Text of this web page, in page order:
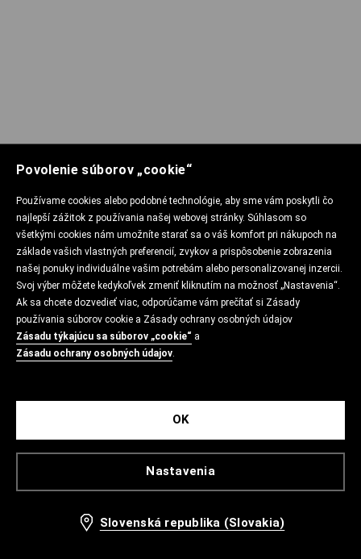
Povolenie súborov „cookie“
Používame cookies alebo podobné technológie, aby sme vám poskytli čo
najlepší zážitok z používania našej webovej stránky. Súhlasom so
všetkými cookies nám umožníte starať sa o váš komfort pri nákupoch na
základe vašich vlastných preferencií, zvykov a prispôsobenie zobrazenia
našej ponuky individuálne vašim potrebám alebo personalizovanej inzercii.
Svoj výber môžete kedykoľvek zmeniť kliknutím na možnosť „Nastavenia“.
Ak sa chcete dozvedieť viac, odporúčame vám prečítať si Zásady
používania súborov cookie a Zásady ochrany osobných údajov
Zásadu týkajúcu sa súborov „cookie“ a
Zásadu ochrany osobných údajov.
Nastavenia
OK
Slovenská republika (Slovakia)